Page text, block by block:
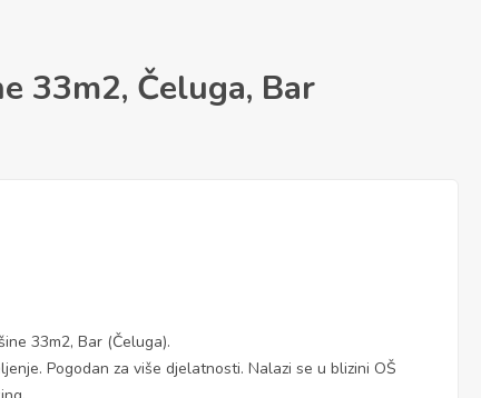
33m2, Čeluga, Bar
33m2, Bar (Čeluga).
Pogodan za više djelatnosti. Nalazi se u blizini OŠ